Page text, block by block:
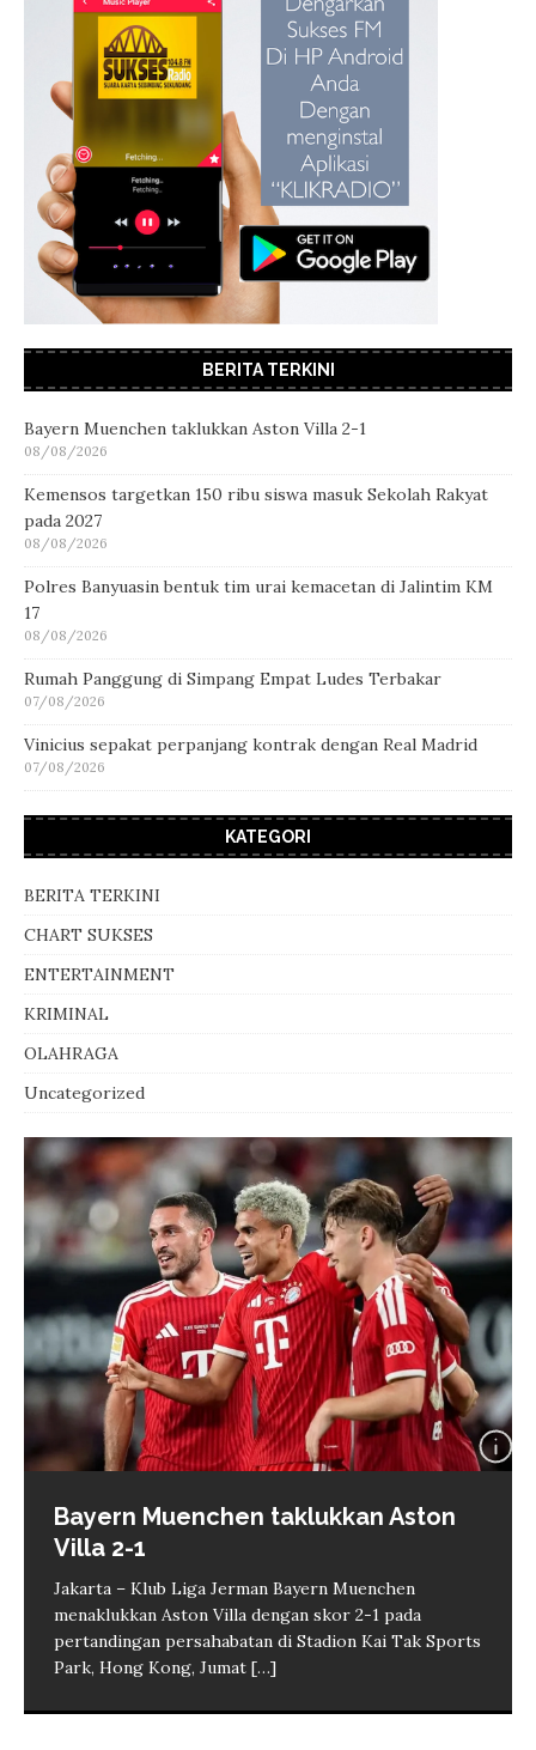
BERITA TERKINI
Bayern Muenchen taklukkan Aston Villa 2-1
08/08/2026
Kemensos targetkan 150 ribu siswa masuk Sekolah Rakyat
pada 2027
08/08/2026
Polres Banyuasin bentuk tim urai kemacetan di Jalintim KM
17
08/08/2026
Rumah Panggung di Simpang Empat Ludes Terbakar
07/08/2026
Vinicius sepakat perpanjang kontrak dengan Real Madrid
07/08/2026
KATEGORI
BERITA TERKINI
CHART SUKSES
ENTERTAINMENT
KRIMINAL
OLAHRAGA
Uncategorized
Bayern Muenchen taklukkan Aston
Villa 2-1
Jakarta – Klub Liga Jerman Bayern Muenchen
menaklukkan Aston Villa dengan skor 2-1 pada
pertandingan persahabatan di Stadion Kai Tak Sports
Park, Hong Kong, Jumat […]